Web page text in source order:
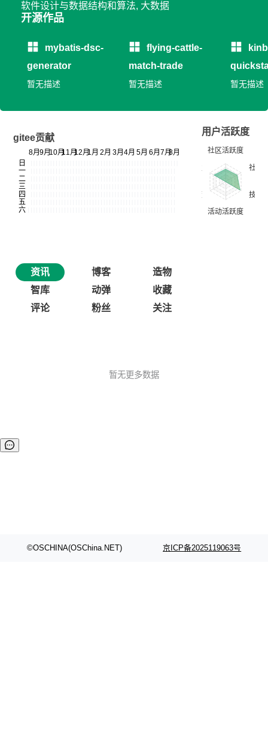
软件设计与数据结构和算法, 大数据
开源作品
mybatis-dsc-
generator
暂无描述
flying-cattle-
match-trade
暂无描述 暂无描述
gitee贡献
用户活跃度
资讯 博客
造物
智库
动弹
收藏
评论
粉丝 关注
暂无更多数据
©OSCHINA(OSChina.NET) 京ICP备2025119063号